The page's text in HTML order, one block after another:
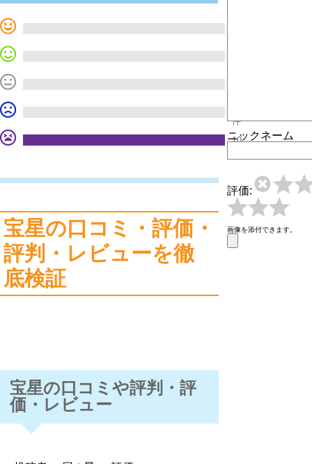
件
10
宝星の口コミ・評価・
評判・レビューを徹
底検証
宝星の口コミや評判・評
価・レビュー
ニックネーム
評価:
画像を添付できます。